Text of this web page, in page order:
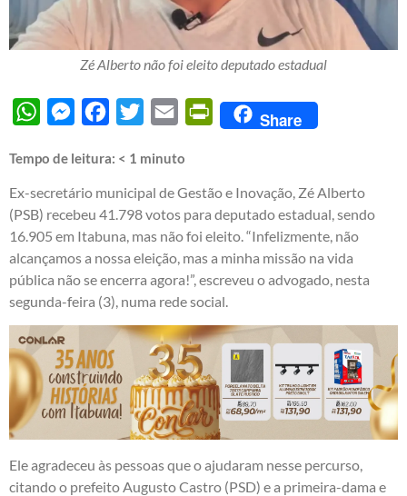
Zé Alberto não foi eleito deputado estadual
WhatsAppMessengerFacebook
Twitter Email PrintFriendly
Share
Tempo de leitura: < 1 minuto
Ex-secretário municipal de Gestão e Inovação, Zé Alberto
(PSB) recebeu 41.798 votos para deputado estadual, sendo
16.905 em Itabuna, mas não foi eleito. “Infelizmente, não
alcançamos a nossa eleição, mas a minha missão na vida
pública não se encerra agora!”, escreveu o advogado, nesta
segunda-feira (3), numa rede social.
Ele agradeceu às pessoas que o ajudaram nesse percurso,
citando o prefeito Augusto Castro (PSD) e a primeira-dama e